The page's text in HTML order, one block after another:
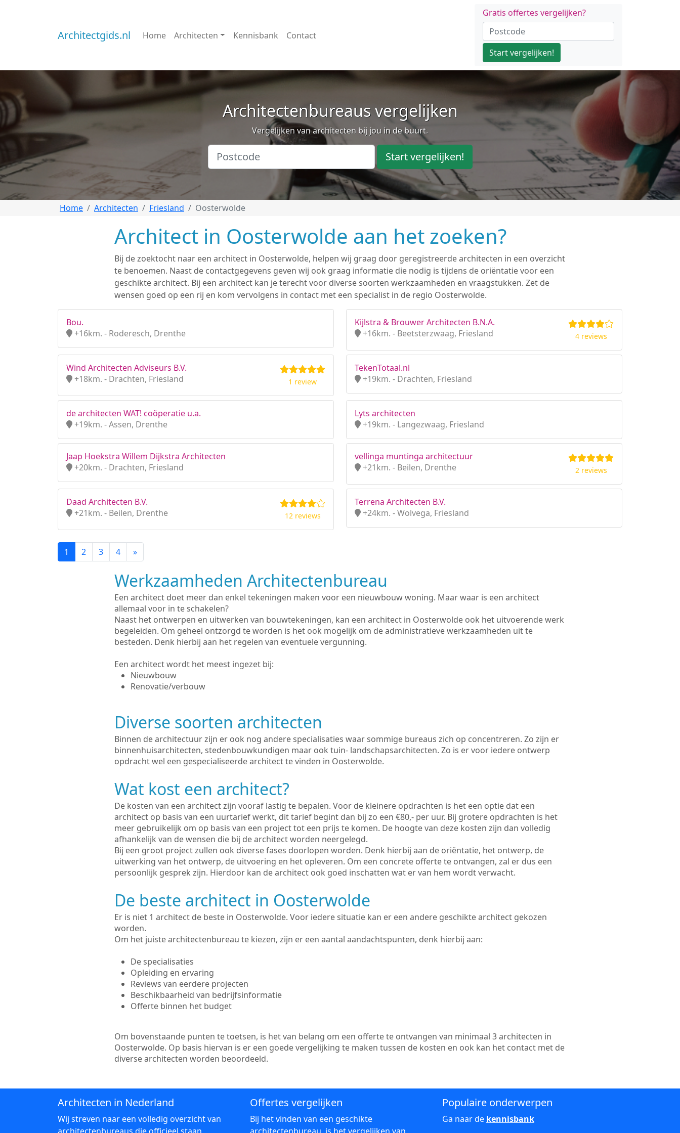
Architectgids.nl Home Architecten Kennisbank Contact
Gratis offertes vergelijken?
Start vergelijken!
Architectenbureaus vergelijken
Vergelijken van architecten bij jou in de buurt.
Start vergelijken!
Home Architecten Friesland Oosterwolde
Architect in Oosterwolde aan het zoeken?
Bij de zoektocht naar een architect in Oosterwolde, helpen wij graag door geregistreerde architecten in een overzicht
te benoemen. Naast de contactgegevens geven wij ook graag informatie die nodig is tijdens de oriëntatie voor een
geschikte architect. Bij een architect kan je terecht voor diverse soorten werkzaamheden en vraagstukken. Zet de
wensen goed op een rij en kom vervolgens in contact met een specialist in de regio Oosterwolde.
Bou.
+16km. - Roderesch, Drenthe
Kijlstra & Brouwer Architecten B.N.A.
+16km. - Beetsterzwaag, Friesland
4 reviews
Wind Architecten Adviseurs B.V.
+18km. - Drachten, Friesland
1 review
TekenTotaal.nl
+19km. - Drachten, Friesland
de architecten WAT! coöperatie u.a.
+19km. - Assen, Drenthe
Lyts architecten
+19km. - Langezwaag, Friesland
Jaap Hoekstra Willem Dijkstra Architecten
+20km. - Drachten, Friesland
vellinga muntinga architectuur
+21km. - Beilen, Drenthe
2 reviews
Daad Architecten B.V.
+21km. - Beilen, Drenthe
12 reviews
Terrena Architecten B.V.
+24km. - Wolvega, Friesland
1 2 3 4 »
Werkzaamheden Architectenbureau
Een architect doet meer dan enkel tekeningen maken voor een nieuwbouw woning. Maar waar is een architect
allemaal voor in te schakelen?
Naast het ontwerpen en uitwerken van bouwtekeningen, kan een architect in Oosterwolde ook het uitvoerende werk
begeleiden. Om geheel ontzorgd te worden is het ook mogelijk om de administratieve werkzaamheden uit te
besteden. Denk hierbij aan het regelen van eventuele vergunning.
Een architect wordt het meest ingezet bij:
Nieuwbouw
Renovatie/verbouw
Diverse soorten architecten
Binnen de architectuur zijn er ook nog andere specialisaties waar sommige bureaus zich op concentreren. Zo zijn er
binnenhuisarchitecten, stedenbouwkundigen maar ook tuin- landschapsarchitecten. Zo is er voor iedere ontwerp
opdracht wel een gespecialiseerde architect te vinden in Oosterwolde.
Wat kost een architect?
De kosten van een architect zijn vooraf lastig te bepalen. Voor de kleinere opdrachten is het een optie dat een
architect op basis van een uurtarief werkt, dit tarief begint dan bij zo een €80,- per uur. Bij grotere opdrachten is het
meer gebruikelijk om op basis van een project tot een prijs te komen. De hoogte van deze kosten zijn dan volledig
afhankelijk van de wensen die bij de architect worden neergelegd.
Bij een groot project zullen ook diverse fases doorlopen worden. Denk hierbij aan de oriëntatie, het ontwerp, de
uitwerking van het ontwerp, de uitvoering en het opleveren. Om een concrete offerte te ontvangen, zal er dus een
persoonlijk gesprek zijn. Hierdoor kan de architect ook goed inschatten wat er van hem wordt verwacht.
De beste architect in Oosterwolde
Er is niet 1 architect de beste in Oosterwolde. Voor iedere situatie kan er een andere geschikte architect gekozen
worden.
Om het juiste architectenbureau te kiezen, zijn er een aantal aandachtspunten, denk hierbij aan:
De specialisaties
Opleiding en ervaring
Reviews van eerdere projecten
Beschikbaarheid van bedrijfsinformatie
Offerte binnen het budget
Om bovenstaande punten te toetsen, is het van belang om een offerte te ontvangen van minimaal 3 architecten in
Oosterwolde. Op basis hiervan is er een goede vergelijking te maken tussen de kosten en ook kan het contact met de
diverse architecten worden beoordeeld.
Architecten in Nederland
Wij streven naar een volledig overzicht van
Offertes vergelijken
Bij het vinden van een geschikte
Populaire onderwerpen
Ga naar de kennisbank